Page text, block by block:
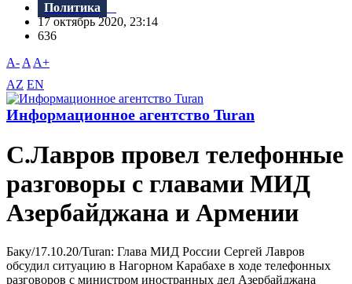
Политика
17 октябрь 2020, 23:14
636
A- A A+
AZ EN
Информационное агентство Turan
C.Лавров провел телефонные
разговоры с главами МИД
Азербайджана и Армении
Баку/17.10.20/Turan: Глава МИД России Сергей Лавров
обсудил ситуацию в Нагорном Карабахе в ходе телефонных
разговоров с министром иностранных дел Азербайджана